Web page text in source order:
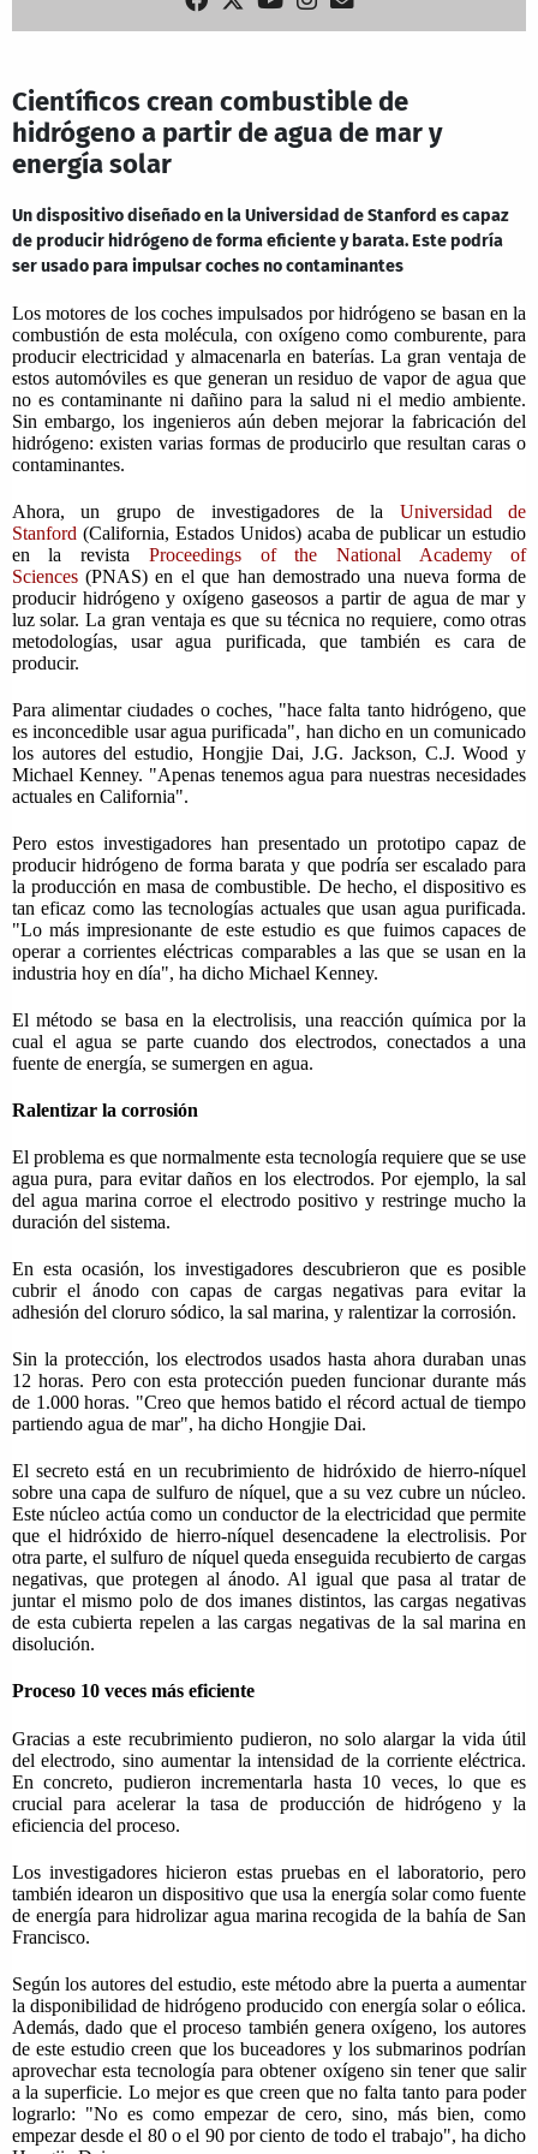
Científicos crean combustible de
hidrógeno a partir de agua de mar y
energía solar
Un dispositivo diseñado en la Universidad de Stanford es capaz
de producir hidrógeno de forma eficiente y barata. Este podría
ser usado para impulsar coches no contaminantes
Los motores de los coches impulsados por hidrógeno se basan en la
combustión de esta molécula, con oxígeno como comburente, para
producir electricidad y almacenarla en baterías. La gran ventaja de
estos automóviles es que generan un residuo de vapor de agua que
no es contaminante ni dañino para la salud ni el medio ambiente.
Sin embargo, los ingenieros aún deben mejorar la fabricación del
hidrógeno: existen varias formas de producirlo que resultan caras o
contaminantes.
Ahora, un grupo de investigadores de la Universidad de
Stanford (California, Estados Unidos) acaba de publicar un estudio
en la revista Proceedings of the National Academy of
Sciences(PNAS) en el que han demostrado una nueva forma de
producir hidrógeno y oxígeno gaseosos a partir de agua de mar y
luz solar. La gran ventaja es que su técnica no requiere, como otras
metodologías, usar agua purificada, que también es cara de
producir.
Para alimentar ciudades o coches, "hace falta tanto hidrógeno, que
es inconcedible usar agua purificada", han dicho en un comunicado
los autores del estudio, Hongjie Dai, J.G. Jackson, C.J. Wood y
Michael Kenney. "Apenas tenemos agua para nuestras necesidades
actuales en California".
Pero estos investigadores han presentado un prototipo capaz de
producir hidrógeno de forma barata y que podría ser escalado para
la producción en masa de combustible. De hecho, el dispositivo es
tan eficaz como las tecnologías actuales que usan agua purificada.
"Lo más impresionante de este estudio es que fuimos capaces de
operar a corrientes eléctricas comparables a las que se usan en la
industria hoy en día", ha dicho Michael Kenney.
El método se basa en la electrolisis, una reacción química por la
cual el agua se parte cuando dos electrodos, conectados a una
fuente de energía, se sumergen en agua.
Ralentizar la corrosión
El problema es que normalmente esta tecnología requiere que se use
agua pura, para evitar daños en los electrodos. Por ejemplo, la sal
del agua marina corroe el electrodo positivo y restringe mucho la
duración del sistema.
En esta ocasión, los investigadores descubrieron que es posible
cubrir el ánodo con capas de cargas negativas para evitar la
adhesión del cloruro sódico, la sal marina, y ralentizar la corrosión.
Sin la protección, los electrodos usados hasta ahora duraban unas
12 horas. Pero con esta protección pueden funcionar durante más
de 1.000 horas. "Creo que hemos batido el récord actual de tiempo
partiendo agua de mar", ha dicho Hongjie Dai.
El secreto está en un recubrimiento de hidróxido de hierro-níquel
sobre una capa de sulfuro de níquel, que a su vez cubre un núcleo.
Este núcleo actúa como un conductor de la electricidad que permite
que el hidróxido de hierro-níquel desencadene la electrolisis. Por
otra parte, el sulfuro de níquel queda enseguida recubierto de cargas
negativas, que protegen al ánodo. Al igual que pasa al tratar de
juntar el mismo polo de dos imanes distintos, las cargas negativas
de esta cubierta repelen a las cargas negativas de la sal marina en
disolución.
Proceso 10 veces más eficiente
Gracias a este recubrimiento pudieron, no solo alargar la vida útil
del electrodo, sino aumentar la intensidad de la corriente eléctrica.
En concreto, pudieron incrementarla hasta 10 veces, lo que es
crucial para acelerar la tasa de producción de hidrógeno y la
eficiencia del proceso.
Los investigadores hicieron estas pruebas en el laboratorio, pero
también idearon un dispositivo que usa la energía solar como fuente
de energía para hidrolizar agua marina recogida de la bahía de San
Francisco.
Según los autores del estudio, este método abre la puerta a aumentar
la disponibilidad de hidrógeno producido con energía solar o eólica.
Además, dado que el proceso también genera oxígeno, los autores
de este estudio creen que los buceadores y los submarinos podrían
aprovechar esta tecnología para obtener oxígeno sin tener que salir
a la superficie. Lo mejor es que creen que no falta tanto para poder
lograrlo: "No es como empezar de cero, sino, más bien, como
empezar desde el 80 o el 90 por ciento de todo el trabajo", ha dicho